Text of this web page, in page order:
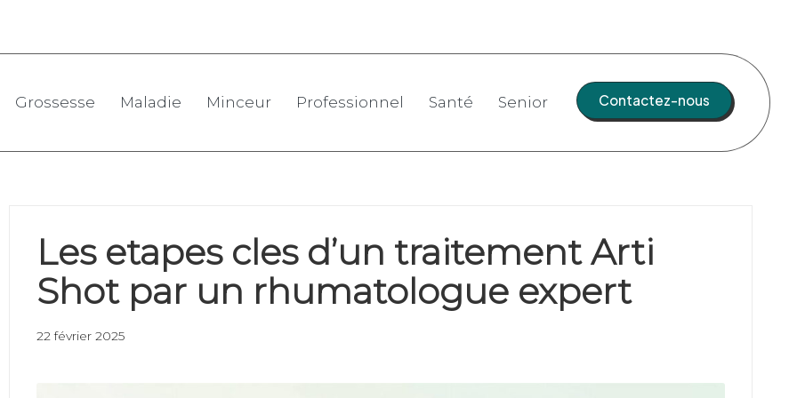
Grossesse Maladie Minceur Professionnel Santé Senior Contactez-nous
Les etapes cles d’un traitement Arti
Shot par un rhumatologue expert
22 février 2025